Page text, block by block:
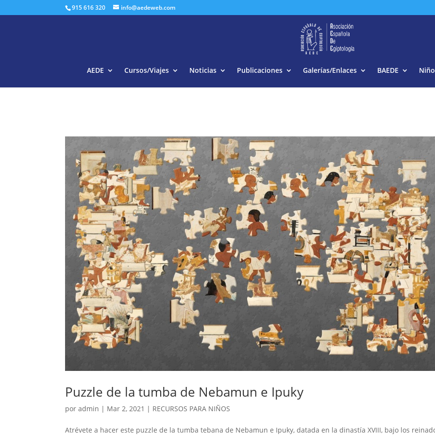
915 616 320 info@aedeweb.com
AEDE Cursos/Viajes Noticias Publicaciones Galerías/Enlaces BAEDE
Puzzle de la tumba de Nebamun e Ipuky
poradmin | Mar 2, 2021 | RECURSOS PARA NIÑOS
Atrévete a hacer este puzzle de la tumba tebana de Nebamun e Ipuky, datada en la dinastía XVIII, bajo los